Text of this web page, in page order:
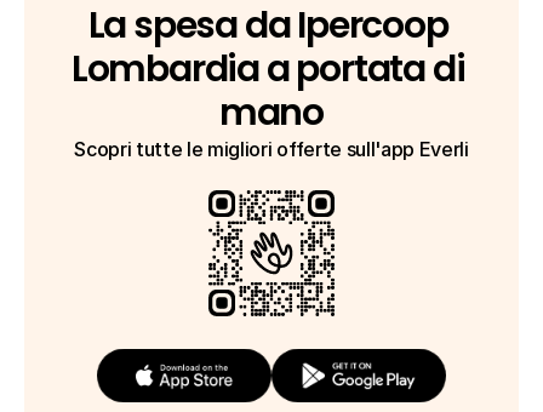
La spesa da Ipercoop
Lombardia a portata di
mano
Scopri tutte le migliori offerte sull'app Everli